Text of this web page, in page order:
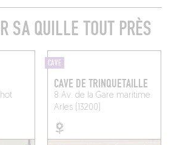
SA QUILLE TOUT PRÈS
CAVE
CAVE DE TRINQUETAILLE
8 Av. de la Gare maritime
Arles (13200)